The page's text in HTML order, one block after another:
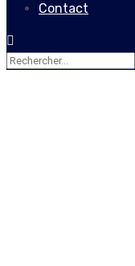
Contact
Rechercher :